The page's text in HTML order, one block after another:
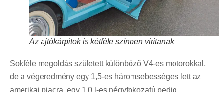
Az ajtókárpitok is kétféle színben virítanak
Sokféle megoldás született különböző V4-es motorokkal,
de a végeredmény egy 1,5-es háromsebességes lett az
amerikai piacra, egy 1,0 l-es négyfokozatú pedig